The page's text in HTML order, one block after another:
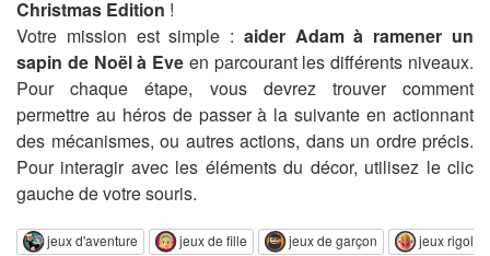
Christmas Edition !
Votre mission est simple : aider Adam à ramener un
sapin de Noël à Eve en parcourant les différents niveaux.
Pour chaque étape, vous devrez trouver comment
permettre au héros de passer à la suivante en actionnant
des mécanismes, ou autres actions, dans un ordre précis.
Pour interagir avec les éléments du décor, utilisez le clic
gauche de votre souris.
jeux d'aventure jeux de fille jeux de garçon jeux rigolos